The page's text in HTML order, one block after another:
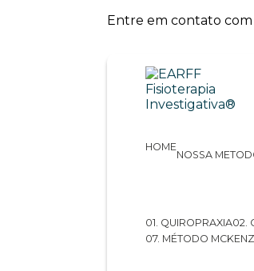
Entre em contato com
HOME
NOSSA
01. QUIROPRAXIA
07. MÉTODO